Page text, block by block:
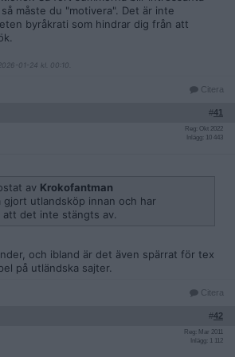
måste du "motivera". Det är inte
byråkrati som hindrar dig från att
01-24 kl. 00:10.
Citera
#41
Reg: Okt 2022
Inlägg: 10 443
av Krokofantman
gjort utlandsköp innan och har
det inte stängts av.
och ibland är det även spärrat för tex
på utländska sajter.
Citera
#42
Reg: Mar 2011
Inlägg: 1 112